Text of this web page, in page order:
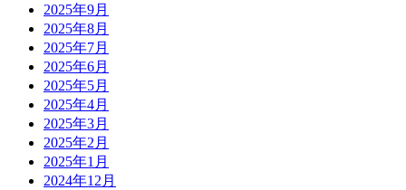
2025年9月
2025年8月
2025年7月
2025年6月
2025年5月
2025年4月
2025年3月
2025年2月
2025年1月
2024年12月